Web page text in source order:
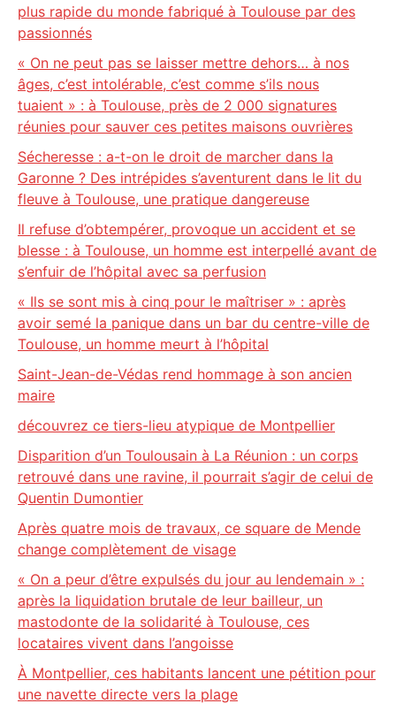
plus rapide du monde fabriqué à Toulouse par des
passionnés
« On ne peut pas se laisser mettre dehors… à nos
âges, c’est intolérable, c’est comme s’ils nous
tuaient » : à Toulouse, près de 2 000 signatures
réunies pour sauver ces petites maisons ouvrières
Sécheresse : a-t-on le droit de marcher dans la
Garonne ? Des intrépides s’aventurent dans le lit du
fleuve à Toulouse, une pratique dangereuse
Il refuse d’obtempérer, provoque un accident et se
blesse : à Toulouse, un homme est interpellé avant de
s’enfuir de l’hôpital avec sa perfusion
« Ils se sont mis à cinq pour le maîtriser » : après
avoir semé la panique dans un bar du centre-ville de
Toulouse, un homme meurt à l’hôpital
Saint-Jean-de-Védas rend hommage à son ancien
maire
découvrez ce tiers-lieu atypique de Montpellier
Disparition d’un Toulousain à La Réunion : un corps
retrouvé dans une ravine, il pourrait s’agir de celui de
Quentin Dumontier
Après quatre mois de travaux, ce square de Mende
change complètement de visage
« On a peur d’être expulsés du jour au lendemain » :
après la liquidation brutale de leur bailleur, un
mastodonte de la solidarité à Toulouse, ces
locataires vivent dans l’angoisse
À Montpellier, ces habitants lancent une pétition pour
une navette directe vers la plage